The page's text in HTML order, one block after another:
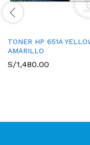
TONER HP 651A
AMARILLO
S/1,480.00